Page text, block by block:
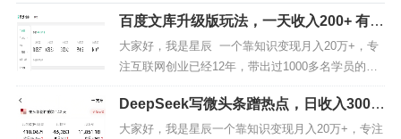
基础信息。
昵称
“时尚穿搭分享站”“居家好物小铺” 等。
头像：可以使用与带货风格相符的图片，若是时尚类
带货，可选择时尚感强的模特图片；若是家居类，可选
择温馨的家居场景图片。
百度文库升级版玩法，一天收入200+ 有手
就能做！
大家好，我是星辰 一个靠知识变现月入20万+，专
注互联网创业已经12年，带出过1000多名学员的老
司机，如果你对我还不够了解的，可以看看下面这
篇文章，我会告诉你，我是如何从负债20多万，后
来，靠知识变现成功翻身上岸的！做知识变现3年，
DeepSeek写微头条蹭热点，日收入300-5
00+的详细
大家好，我是星辰一个靠知识变现月入20万+，专注